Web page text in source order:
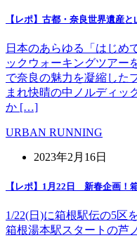
【レポ】古都・奈良世界遺産
日本のあらゆる「はじめ
ックウォーキングツアー
で奈良の魅力を凝縮した
まれ快晴の中ノルディッ
か […]
URBAN RUNNING
2023年2月16日
【レポ】1月22日 新春企画！
1/22(日)に箱根駅伝の5区
箱根湯本駅スタートの芦